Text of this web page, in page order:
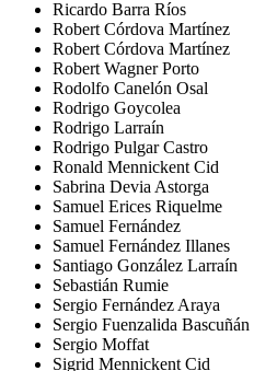
Ricardo Barra Ríos
Robert Córdova Martínez
Robert Córdova Martínez
Robert Wagner Porto
Rodolfo Canelón Osal
Rodrigo Goycolea
Rodrigo Larraín
Rodrigo Pulgar Castro
Ronald Mennickent Cid
Sabrina Devia Astorga
Samuel Erices Riquelme
Samuel Fernández
Samuel Fernández Illanes
Santiago González Larraín
Sebastián Rumie
Sergio Fernández Araya
Sergio Fuenzalida Bascuñán
Sergio Moffat
Sigrid Mennickent Cid